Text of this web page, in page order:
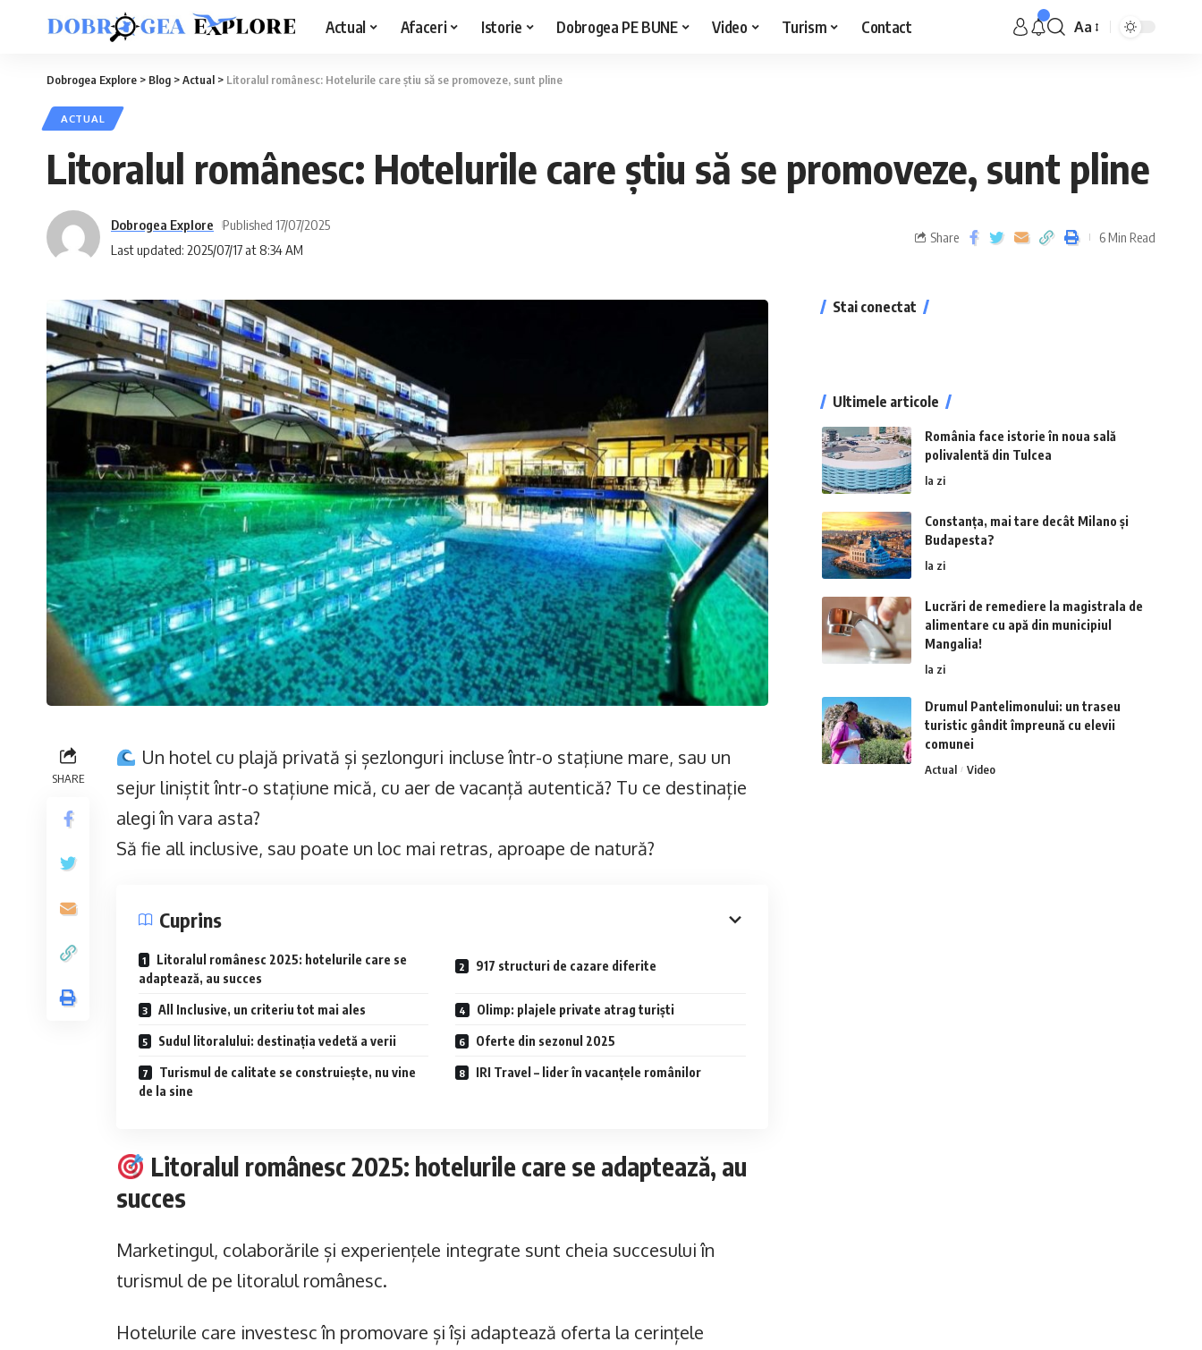
Actual Afaceri Istorie Dobrogea PE BUNE Video Turism Contact Aa
Dobrogea Explore > Blog >Actual > Litoralul românesc: Hotelurile care știu să se promoveze, sunt pline
ACTUAL
Litoralul românesc: Hotelurile care știu să se promoveze, sunt pline
Last updated: 2025/07/17 at 8:34 AM
Dobrogea Explore Published 17/07/2025
Share 6 Min Read
SHARE
Un hotel cu plajă privată și șezlonguri incluse într-o staţiune mare, sau un
sejur liniștit într-o stațiune mică, cu aer de vacanță autentică? Tu ce destinație
alegi în vara asta?
Să fie all inclusive, sau poate un loc mai retras, aproape de natură?
Cuprins
Litoralul românesc 2025: hotelurile care se
adaptează, au succes
917 structuri de cazare diferite
All Inclusive, un criteriu tot mai ales Olimp: plajele private atrag turiști
Sudul litoralului: destinația vedetă a verii Oferte din sezonul 2025
Turismul de calitate se construiește, nu vine
de la sine
IRI Travel – lider în vacanțele românilor
Litoralul românesc 2025: hotelurile care se adaptează, au
succes
Marketingul, colaborările și experiențele integrate sunt cheia succesului în
turismul de pe litoralul românesc.
Hotelurile care investesc în promovare și își adaptează oferta la cerințele
Stai conectat
Ultimele articole
România face istorie în noua sală
polivalentă din Tulcea
la zi
Constanța, mai tare decât Milano și
Budapesta?
la zi
Lucrări de remediere la magistrala de
alimentare cu apă din municipiul
Mangalia!
la zi
Drumul Pantelimonului: un traseu
turistic gândit împreună cu elevii
comunei
Actual Video